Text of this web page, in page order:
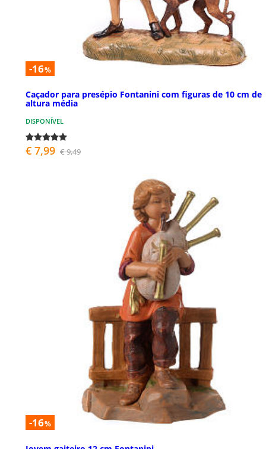
-16%
Caçador para presépio Fontanini com figuras de 10 cm de
altura média
DISPONÍVEL
€ 7,99 € 9,49
-16%